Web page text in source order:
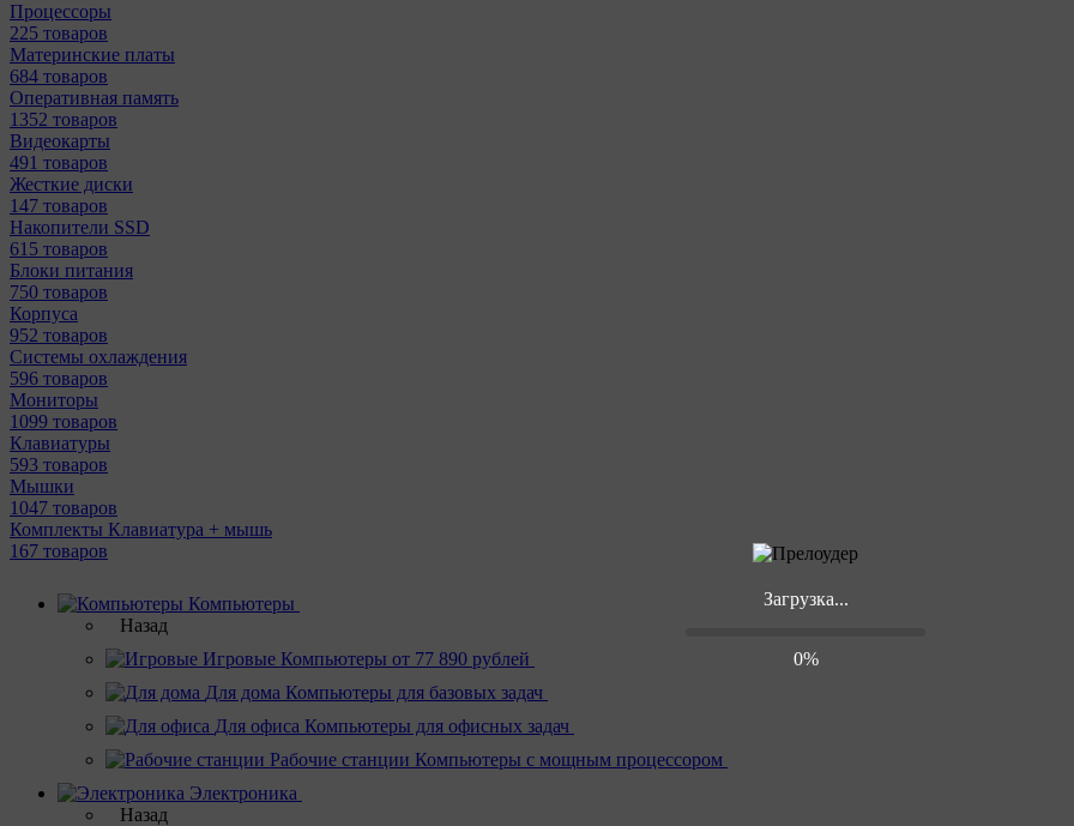
Загрузка...
0%
Процессоры
225 товаров
Материнcкие платы
684 товаров
Оперативная память
1352 товаров
Видеокарты
491 товаров
Жесткие диски
147 товаров
Накопители SSD
615 товаров
Блоки питания
750 товаров
Корпуса
952 товаров
Системы охлаждения
596 товаров
Мониторы
1099 товаров
Клавиатуры
593 товаров
Мышки
1047 товаров
Комплекты Клавиатура + мышь
167 товаров
Компьютеры
Назад
Игровые Компьютеры от 77 890 рублей
Для дома Компьютеры для базовых задач
Для офиса Компьютеры для офисных задач
Рабочие станции Компьютеры с мощным процессором
Электроника
Назад